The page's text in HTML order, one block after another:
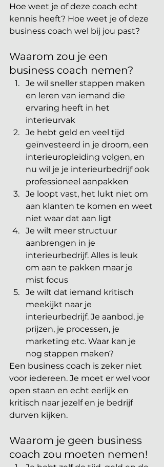
Hoe weet je of deze coach echt
kennis heeft? Hoe weet je of deze
business coach wel bij jou past?
Waarom zou je een
business coach nemen?
Je wil sneller stappen maken
en leren van iemand die
ervaring heeft in het
interieurvak
Je hebt geld en veel tijd
geïnvesteerd in je droom, een
interieuropleiding volgen, en
nu wil je je interieurbedrijf ook
professioneel aanpakken
Je loopt vast, het lukt niet om
aan klanten te komen en weet
niet waar dat aan ligt
Je wilt meer structuur
aanbrengen in je
interieurbedrijf. Alles is leuk
om aan te pakken maar je
mist focus
Je wilt dat iemand kritisch
meekijkt naar je
interieurbedrijf. Je aanbod, je
prijzen, je processen, je
marketing etc. Waar kan je
nog stappen maken?
Een business coach is zeker niet
voor iedereen. Je moet er wel voor
open staan en echt eerlijk en
kritisch naar jezelf en je bedrijf
durven kijken.
Waarom je geen business
coach zou moeten nemen!